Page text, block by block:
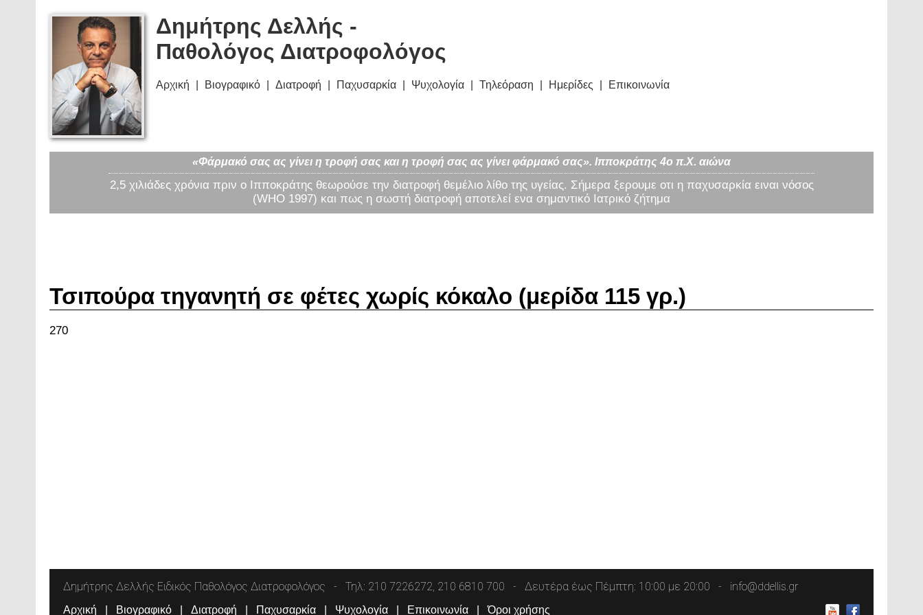
Δημήτρης Δελλής -
Παθολόγος Διατροφολόγος
Αρχική Βιογραφικό Διατροφή Παχυσαρκία Ψυχολογία Τηλεόραση Ημερίδες Επικοινωνία
«Φάρμακό σας ας γίνει η τροφή σας και η τροφή σας ας γίνει φάρμακό σας». Ιπποκράτης 4ο π.Χ. αιώνα
2,5 χιλιάδες χρόνια πριν ο Ιπποκράτης θεωρούσε την διατροφή θεμέλιο λίθο της υγείας. Σήμερα ξερουμε οτι η παχυσαρκία ειναι νόσος
(WHO 1997) και πως η σωστή διατροφή αποτελεί ενα σημαντικό Ιατρικό ζήτημα
Τσιπούρα τηγανητή σε φέτες χωρίς κόκαλο (μερίδα 115 γρ.)
270
Δημήτρης Δελλής Ειδικός Παθολόγος Διατροφολόγος Τηλ: 210 7226272, 210 6810 700 Δευτέρα έως Πέμπτη: 10:00 με 20:00 info@ddellis.gr
Αρχική Βιογραφικό Διατροφή Παχυσαρκία Ψυχολογία Επικοινωνία Όροι χρήσης